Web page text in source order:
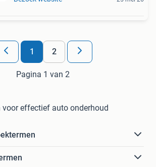
1 2
Pagina 1 van 2
voor effectief auto onderhoud